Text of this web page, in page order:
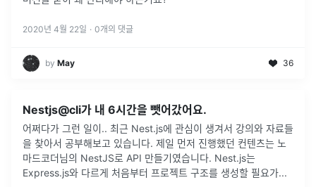
2020년 4월 22일 · 0개의 댓글
by May 36
Nestjs@cli가 내 6시간을 뺏어갔어요.
어쩌다가 그런 일이.. 최근 Nest.js에 관심이 생겨서 강의와 자료들
을 찾아서 공부해보고 있습니다. 제일 먼저 진행했던 컨텐츠는 노
마드코더님의 NestJS로 API 만들기였습니다. Nest.js는
Express.js와 다르게 처음부터 프로젝트 구조를 생성할 필요가...